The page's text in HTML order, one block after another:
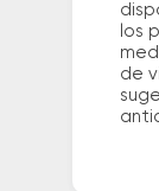
los
de